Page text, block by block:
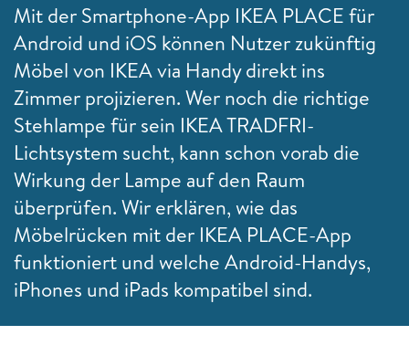
Mit der Smartphone-App IKEA PLACE für
Android und iOS können Nutzer zukünftig
Möbel von IKEA via Handy direkt ins
Zimmer projizieren. Wer noch die richtige
Stehlampe für sein IKEA TRADFRI-
Lichtsystem sucht, kann schon vorab die
Wirkung der Lampe auf den Raum
überprüfen. Wir erklären, wie das
Möbelrücken mit der IKEA PLACE-App
funktioniert und welche Android-Handys,
iPhones und iPads kompatibel sind.